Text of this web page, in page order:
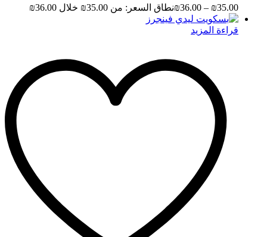
₪35.00
–
₪36.00 نطاق السعر: من ⁦₪35.00⁩ خلال ⁦₪36.00⁩
قراءة المزيد